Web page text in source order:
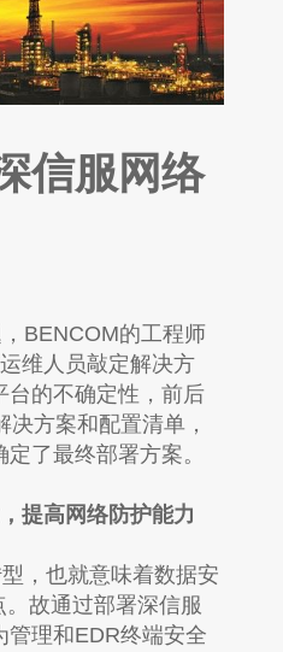
信服网络
BENCOM的工程师
维人员敲定解决方
台的不确定性，前后
方案和配置清单，
了最终部署方案。
提高网络防护能力
，也就意味着数据安
故通过部署深信服
管理和EDR终端安全